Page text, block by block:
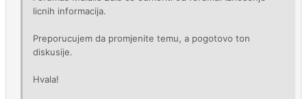
licnih informacija.
Preporucujem da promjenite temu, a pogotovo ton
diskusije.
Hvala!